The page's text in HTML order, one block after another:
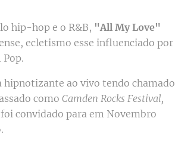
hip-hop e o R&B, "All My Love"
ecletismo esse influenciado por
Pop.
hipnotizante ao vivo tendo chamado
como Camden Rocks Festival,
convidado para em Novembro